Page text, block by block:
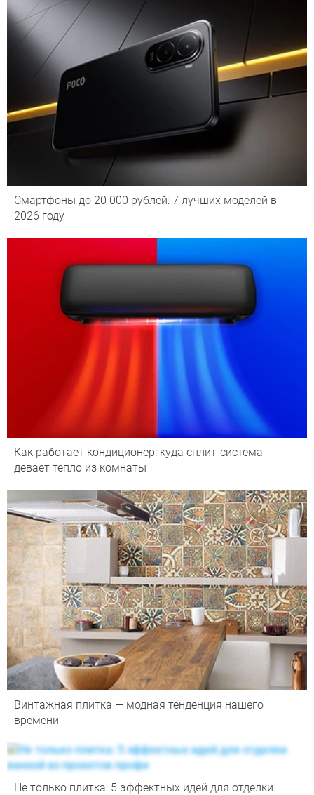
Смартфоны до 20 000 рублей: 7 лучших моделей в
2026 году
Как работает кондиционер: куда сплит-система
девает тепло из комнаты
Винтажная плитка — модная тенденция нашего
времени
Не только плитка: 5 эффектных идей для отделки